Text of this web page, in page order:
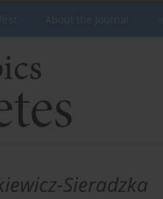
About the Journal
Sieradzka